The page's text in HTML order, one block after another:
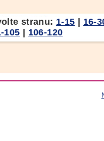
stranu: 1-15
16-
105
106-120